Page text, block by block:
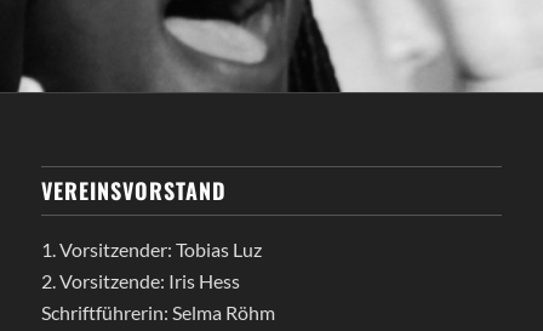
VEREINSVORSTAND
1. Vorsitzender: Tobias Luz
2. Vorsitzende: Iris Hess
Schriftführerin: Selma Röhm